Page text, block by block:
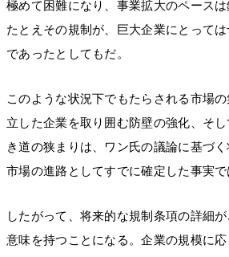
極めて困難になり、事業拡大のペースは
たとえその規制が、巨大企業にとって
であったとしてもだ。
このような状況下でもたらされる市場
立した企業を取り囲む防壁の強化、そ
き道の狭まりは、ワン氏の議論に基づく
市場の進路としてすでに確定した事実で
したがって、将来的な規制条項の詳細
意味を持つことになる。企業の規模に